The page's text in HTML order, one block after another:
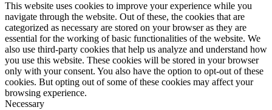
This website uses cookies to improve your experience while you
navigate through the website. Out of these, the cookies that are
categorized as necessary are stored on your browser as they are
essential for the working of basic functionalities of the website. We
also use third-party cookies that help us analyze and understand how
you use this website. These cookies will be stored in your browser
only with your consent. You also have the option to opt-out of these
cookies. But opting out of some of these cookies may affect your
browsing experience.
Necessary